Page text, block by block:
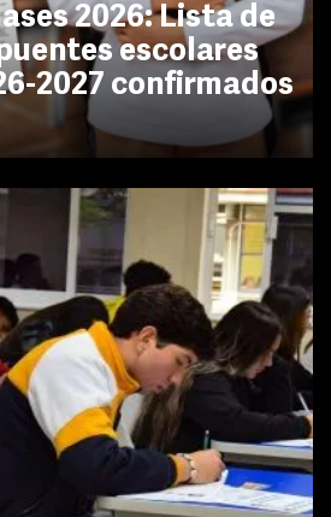
2026: Lista de
escolares
2027 confirmados